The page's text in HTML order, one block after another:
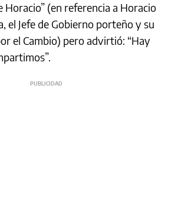
Horacio” (en referencia a Horacio
el Jefe de Gobierno porteño y su
el Cambio) pero advirtió: “Hay